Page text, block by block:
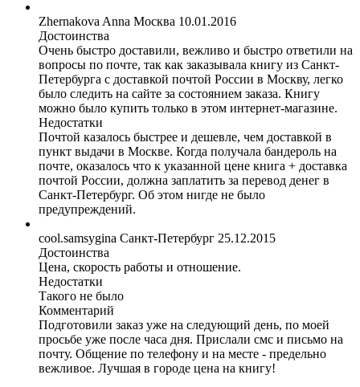
Zhernakova Anna Москва 10.01.2016
Достоинства
Очень быстро доставили, вежливо и быстро ответили на
вопросы по почте, так как заказывала книгу из Санкт-
Петербурга с доставкой почтой России в Москву, легко
было следить на сайте за состоянием заказа. Книгу
можно было купить только в этом интернет-магазине.
Недостатки
Почтой казалось быстрее и дешевле, чем доставкой в
пункт выдачи в Москве. Когда получала бандероль на
почте, оказалось что к указанной цене книга + доставка
почтой России, должна заплатить за перевод денег в
Санкт-Петербург. Об этом нигде не было
предупреждений.
cool.samsygina Санкт-Петербург 25.12.2015
Достоинства
Цена, скорость работы и отношение.
Недостатки
Такого не было
Комментарий
Подготовили заказ уже на следующий день, по моей
просьбе уже после часа дня. Прислали смс и письмо на
почту. Общение по телефону и на месте - предельно
вежливое. Лучшая в городе цена на книгу!